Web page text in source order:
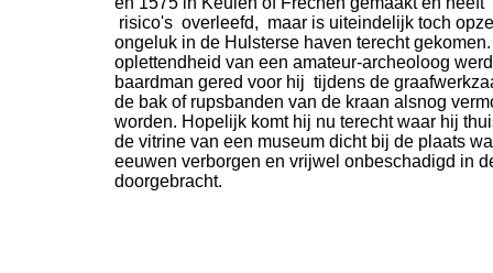
risico's overleefd, maar is uiteindelijk toch
ongeluk in de Hulsterse haven terecht
oplettendheid van een amateur-archeoloog
baardman gered voor hij tijdens de
de bak of rupsbanden van de kraan alsnog
worden. Hopelijk komt hij nu terecht waar hij
de vitrine van een museum dicht bij de plaats
eeuwen verborgen en vrijwel onbeschadigd in
doorgebracht.